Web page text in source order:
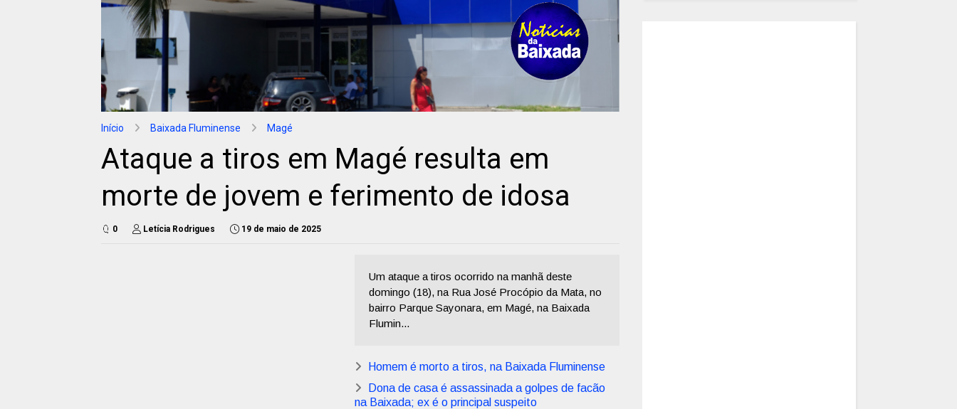
Início Baixada Fluminense Magé
Ataque a tiros em Magé resulta em
morte de jovem e ferimento de idosa
0 Letícia Rodrigues 19 de maio de 2025
Um ataque a tiros ocorrido na manhã deste
domingo (18), na Rua José Procópio da Mata, no
bairro Parque Sayonara, em Magé, na Baixada
Flumin...
Homem é morto a tiros, na Baixada Fluminense
Dona de casa é assassinada a golpes de facão
na Baixada; ex é o principal suspeito